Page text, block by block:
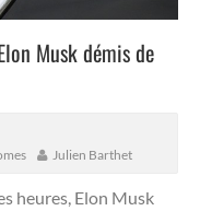
Musk démis de
Julien Barthet
heures, Elon Musk